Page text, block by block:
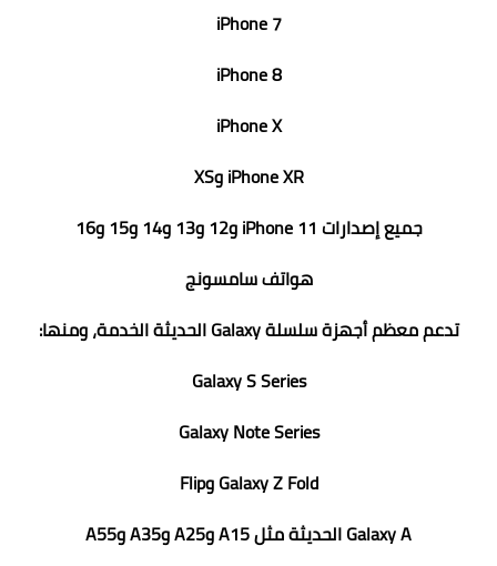
iPhone 7
iPhone 8
iPhone X
iPhone XR وXS
جميع إصدارات iPhone 11 و12 و13 و14 و15 و16
هواتف سامسونج
تدعم معظم أجهزة سلسلة Galaxy الحديثة الخدمة، ومنها:
Galaxy S Series
Galaxy Note Series
Galaxy Z Fold وFlip
Galaxy A الحديثة مثل A15 وA25 وA35 وA55